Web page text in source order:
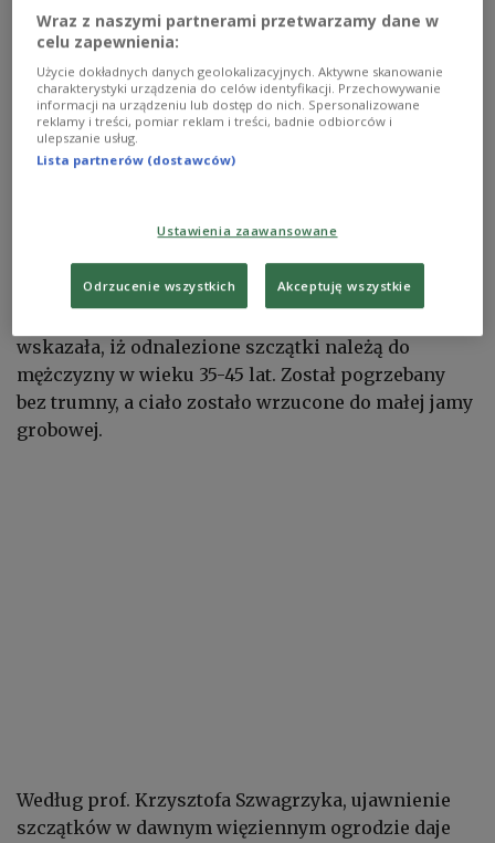
- Już w tej chwili mamy szczątki co najmniej
jednego człowieka i obok zarysy kilku jam
grobowych. Sądzę, że natrafiliśmy na początek
pewnej sekwencji więziennych pochówków. Do
końca tygodnia, kiedy mamy tutaj zaplanowane
Biuro Poszukiwań i Identyfikacji IPN podało na
wskazała, iż odnalezione szczątki należą do
mężczyzny w wieku 35-45 lat. Został pogrzebany
bez trumny, a ciało zostało wrzucone do małej jamy
grobowej.
Według prof. Krzysztofa Szwagrzyka, ujawnienie
szczątków w dawnym więziennym ogrodzie daje
Wraz z naszymi partnerami przetwarzamy dane w
celu zapewnienia:
Użycie dokładnych danych geolokalizacyjnych. Aktywne skanowanie
charakterystyki urządzenia do celów identyfikacji. Przechowywanie
informacji na urządzeniu lub dostęp do nich. Spersonalizowane
reklamy i treści, pomiar reklam i treści, badnie odbiorców i
ulepszanie usług.
Lista partnerów (dostawców)
Ustawienia zaawansowane
Odrzucenie wszystkich Akceptuję wszystkie